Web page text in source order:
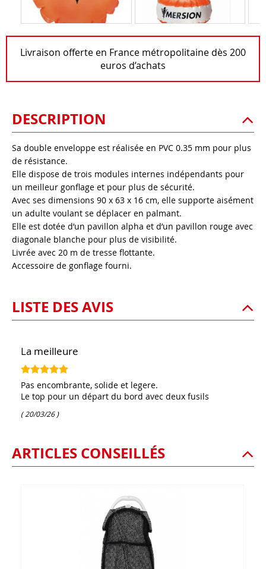
Livraison offerte en France métropolitaine dès 200
euros d’achats
DESCRIPTION
Sa double enveloppe est réalisée en PVC 0.35 mm pour plus
de résistance.
Elle dispose de trois modules internes indépendants pour
un meilleur gonflage et pour plus de sécurité.
Avec ses dimensions 90 x 63 x 16 cm, elle supporte aisément
un adulte voulant se déplacer en palmant.
Elle est dotée d’un pavillon alpha et d’un pavillon rouge avec
diagonale blanche pour plus de visibilité.
Livrée avec 20 m de tresse flottante.
Accessoire de gonflage fourni.
LISTE DES AVIS
La meilleure
Pas encombrante, solide et legere.
Le top pour un départ du bord avec deux fusils
( 20/03/26 )
ARTICLES CONSEILLÉS